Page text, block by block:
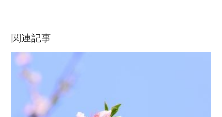
関連記事